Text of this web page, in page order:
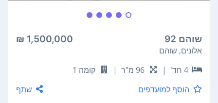
שוהם 92 1,500,000 ₪
אלונים, שוהם
4 חד'
| 96 מ"ר |
קומה 1
הוסף למועדפים
שתף